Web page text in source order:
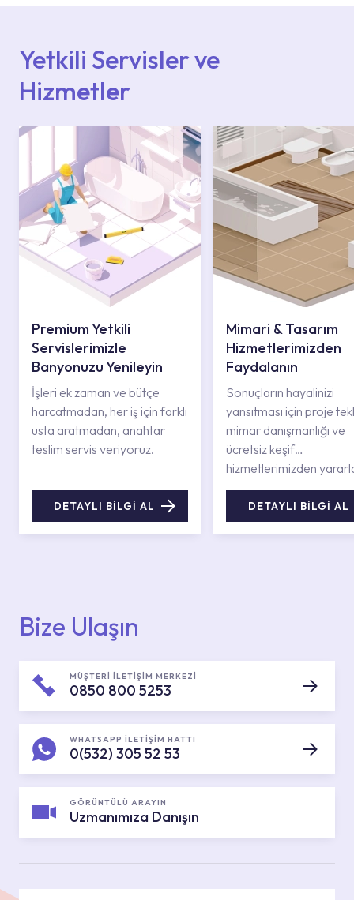
Yetkili Servisler ve
Hizmetler
Premium Yetkili
Servislerimizle
Banyonuzu Yenileyin
İşleri ek zaman ve bütçe
harcatmadan, her iş için farklı
usta aratmadan, anahtar
teslim servis veriyoruz.
DETAYLI BİLGİ AL
Mimari & Tasarım
Hizmetlerimizden
Faydalanın
Sonuçların hayalinizi
yansıtması için proje
mimar danışmanlığı ve
ücretsiz keşif
hizmetlerimizden
DETAYLI BİLGİ AL
Bize Ulaşın
MÜŞTERİ İLETİŞİM MERKEZİ
0850 800 5253
WHATSAPP İLETİŞİM HATTI
0(532) 305 52 53
GÖRÜNTÜLÜ ARAYIN
Uzmanımıza Danışın